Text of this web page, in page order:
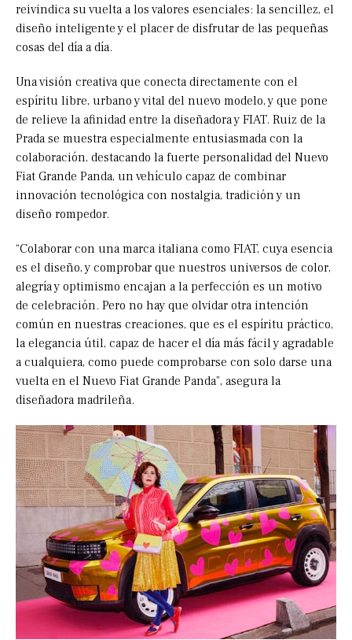
reivindica su vuelta a los valores esenciales: la sencillez, el
diseño inteligente y el placer de disfrutar de las pequeñas
cosas del día a día.
Una visión creativa que conecta directamente con el
espíritu libre, urbano y vital del nuevo modelo, y que pone
de relieve la afinidad entre la diseñadora y FIAT. Ruiz de la
Prada se muestra especialmente entusiasmada con la
colaboración, destacando la fuerte personalidad del Nuevo
Fiat Grande Panda, un vehículo capaz de combinar
innovación tecnológica con nostalgia, tradición y un
diseño rompedor.
“Colaborar con una marca italiana como FIAT, cuya esencia
es el diseño, y comprobar que nuestros universos de color,
alegría y optimismo encajan a la perfección es un motivo
de celebración. Pero no hay que olvidar otra intención
común en nuestras creaciones, que es el espíritu práctico,
la elegancia útil, capaz de hacer el día más fácil y agradable
a cualquiera, como puede comprobarse con solo darse una
vuelta en el Nuevo Fiat Grande Panda”, asegura la
diseñadora madrileña.